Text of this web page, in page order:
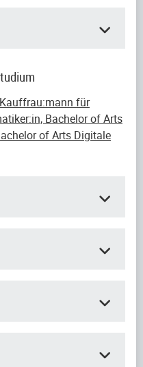
für
Bachelor of Arts
of Arts Digitale